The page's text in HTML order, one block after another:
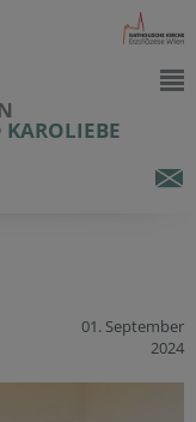
KAROLIEBE
01. September
2024